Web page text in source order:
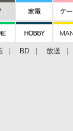
BD 放送